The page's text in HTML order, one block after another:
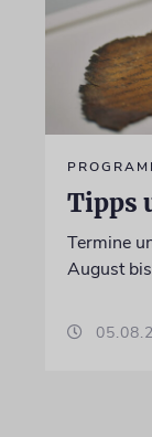
Tipps
Termine
August